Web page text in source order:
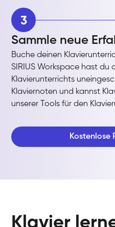
3
Sammle neue
Buche deinen
SIRIUS Workspace hast du
Klavierunterrichts
Klaviernoten und kannst
unserer Tools für den
Kostenlose
Klavier